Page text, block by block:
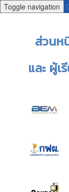
Toggle navigation
ส่วนห
และ ผู้